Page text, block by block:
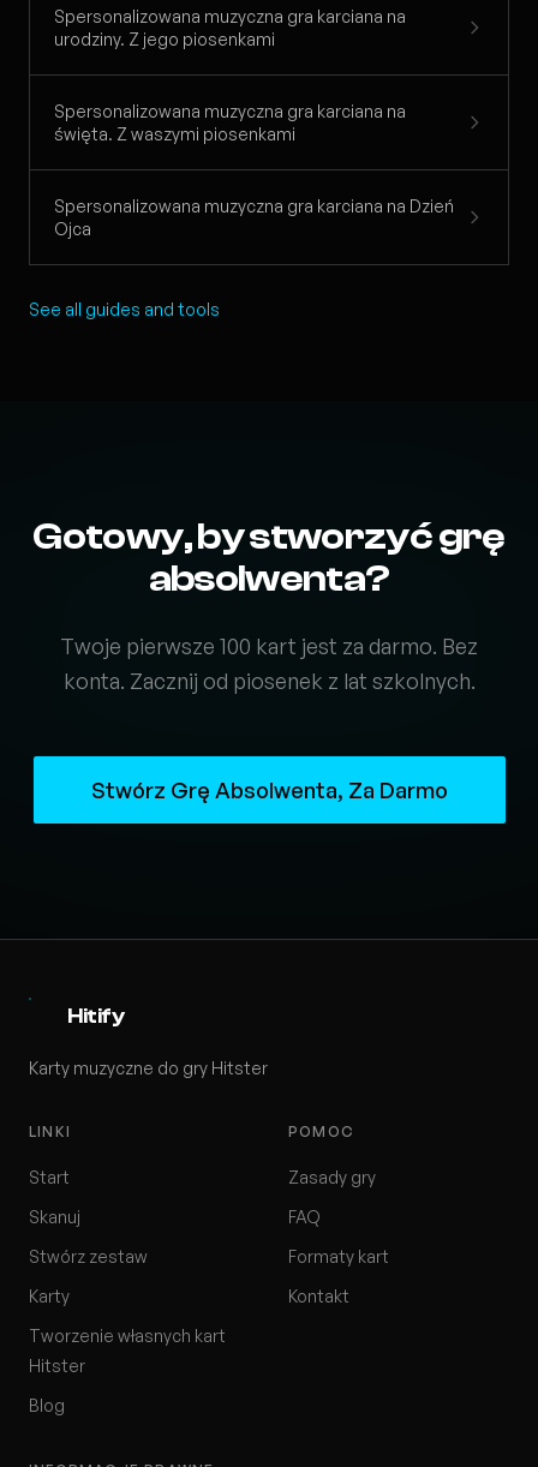
Spersonalizowana muzyczna gra karciana na
urodziny. Z jego piosenkami
Spersonalizowana muzyczna gra karciana na
święta. Z waszymi piosenkami
Spersonalizowana muzyczna gra karciana na Dzień
Ojca
See all guides and tools
Gotowy, by stworzyć grę
absolwenta?
Twoje pierwsze 100 kart jest za darmo. Bez
konta. Zacznij od piosenek z lat szkolnych.
Stwórz Grę Absolwenta, Za Darmo
Hitify
Karty muzyczne do gry Hitster
LINKI
Start
Skanuj
Stwórz zestaw
Karty
Tworzenie własnych kart
Hitster
Blog
POMOC
Zasady gry
FAQ
Formaty kart
Kontakt